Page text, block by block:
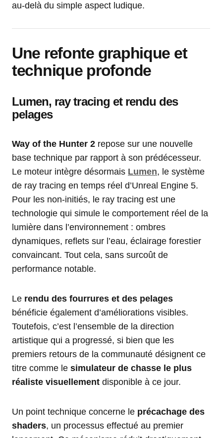
au-delà du simple aspect ludique.
Une refonte graphique et
technique profonde
Lumen, ray tracing et rendu des
pelages
Way of the Hunter 2 repose sur une nouvelle
base technique par rapport à son prédécesseur.
Le moteur intègre désormais Lumen, le système
de ray tracing en temps réel d’Unreal Engine 5.
Pour les non-initiés, le ray tracing est une
technologie qui simule le comportement réel de la
lumière dans l’environnement : ombres
dynamiques, reflets sur l’eau, éclairage forestier
convaincant. Tout cela, sans surcoût de
performance notable.
Le rendu des fourrures et des pelages
bénéficie également d’améliorations visibles.
Toutefois, c’est l’ensemble de la direction
artistique qui a progressé, si bien que les
premiers retours de la communauté désignent ce
titre comme le simulateur de chasse le plus
réaliste visuellement disponible à ce jour.
Un point technique concerne le précachage des
shaders, un processus effectué au premier